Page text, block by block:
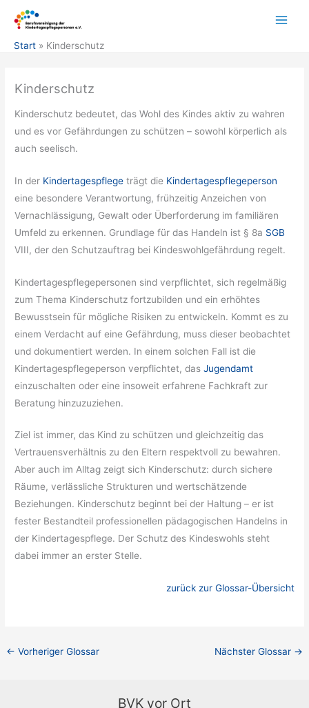
Inhalt
springen
Start Kinderschutz
Kinderschutz
Kinderschutz bedeutet, das Wohl des Kindes aktiv zu wahren
und es vor Gefährdungen zu schützen – sowohl körperlich als
auch seelisch.
In der Kindertagespflege trägt die Kindertagespflegeperson
eine besondere Verantwortung, frühzeitig Anzeichen von
Vernachlässigung, Gewalt oder Überforderung im familiären
Umfeld zu erkennen. Grundlage für das Handeln ist § 8a SGB
VIII, der den Schutzauftrag bei Kindeswohlgefährdung regelt.
Kindertagespflegepersonen sind verpflichtet, sich regelmäßig
zum Thema Kinderschutz fortzubilden und ein erhöhtes
Bewusstsein für mögliche Risiken zu entwickeln. Kommt es zu
einem Verdacht auf eine Gefährdung, muss dieser beobachtet
und dokumentiert werden. In einem solchen Fall ist die
Kindertagespflegeperson verpflichtet, dasJugendamt
einzuschalten oder eine insoweit erfahrene Fachkraft zur
Beratung hinzuzuziehen.
Ziel ist immer, das Kind zu schützen und gleichzeitig das
Vertrauensverhältnis zu den Eltern respektvoll zu bewahren.
Aber auch im Alltag zeigt sich Kinderschutz: durch sichere
Räume, verlässliche Strukturen und wertschätzende
Beziehungen. Kinderschutz beginnt bei der Haltung – er ist
fester Bestandteil professionellen pädagogischen Handelns in
der Kindertagespflege. Der Schutz des Kindeswohls steht
dabei immer an erster Stelle.
zurück zur Glossar-Übersicht
← Vorheriger Glossar Nächster Glossar →
BVK vor Ort